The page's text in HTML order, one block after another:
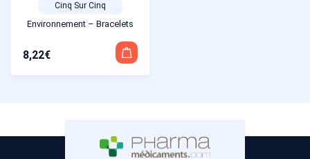
Cinq Sur Cinq
Environnement – Bracelets
8,22€